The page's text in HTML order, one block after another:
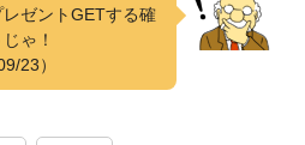
レゼントGETする確
ゃ！
23）